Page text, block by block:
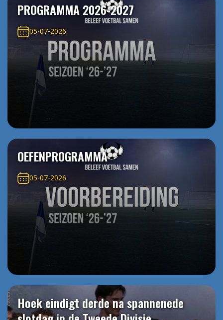
PROGRAMMA 2026-2027
05-07-2026
OEFENPROGRAMMA
05-07-2026
Hoek eindigt derde na spannenede